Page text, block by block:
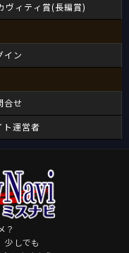
ヴィティ賞(長編賞)
イン
合せ
ト運営者
？
少しでも